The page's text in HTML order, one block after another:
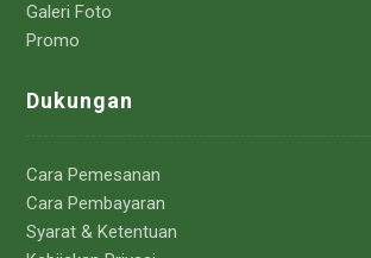
Galeri Foto
Promo
Dukungan
Cara Pemesanan
Cara Pembayaran
Syarat & Ketentuan